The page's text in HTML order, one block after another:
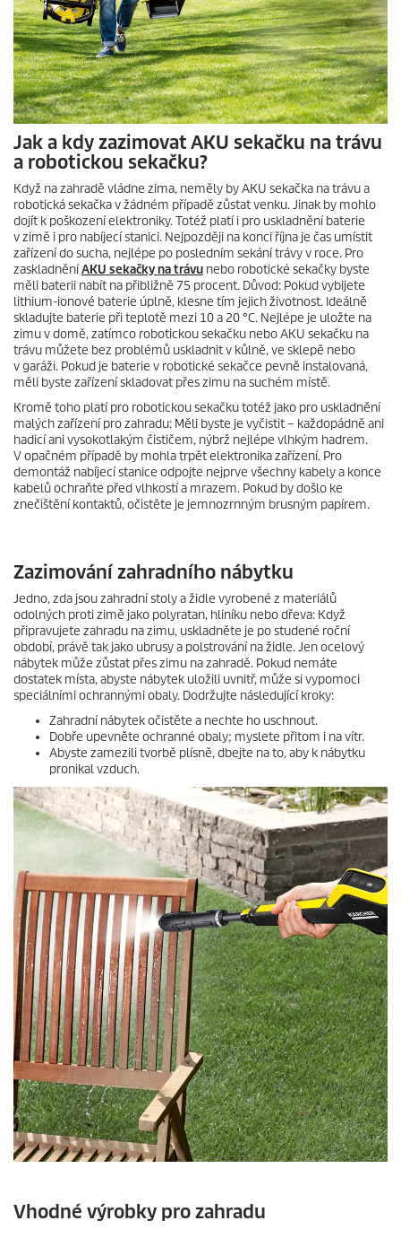
Jak a kdy zazimovat AKU sekačku na trávu
a robotickou sekačku?
Když na zahradě vládne zima, neměly by AKU sekačka na trávu a
robotická sekačka v žádném případě zůstat venku. Jinak by mohlo
dojít k poškození elektroniky. Totéž platí i pro uskladnění baterie
v zimě i pro nabíjecí stanici. Nejpozději na konci října je čas umístit
zařízení do sucha, nejlépe po posledním sekání trávy v roce. Pro
zaskladněníAKU sekačky na trávu nebo robotické sekačky byste
měli baterii nabít na přibližně 75 procent. Důvod: Pokud vybijete
lithium-ionové baterie úplně, klesne tím jejich životnost. Ideálně
skladujte baterie při teplotě mezi 10 a 20 °C. Nejlépe je uložte na
zimu v domě, zatímco robotickou sekačku nebo AKU sekačku na
trávu můžete bez problémů uskladnit v kůlně, ve sklepě nebo
v garáži. Pokud je baterie v robotické sekačce pevně instalovaná,
měli byste zařízení skladovat přes zimu na suchém místě.
Kromě toho platí pro robotickou sekačku totéž jako pro uskladnění
malých zařízení pro zahradu: Měli byste je vyčistit – každopádně ani
hadicí ani vysokotlakým čističem, nýbrž nejlépe vlhkým hadrem.
V opačném případě by mohla trpět elektronika zařízení. Pro
demontáž nabíjecí stanice odpojte nejprve všechny kabely a konce
kabelů ochraňte před vlhkostí a mrazem. Pokud by došlo ke
znečištění kontaktů, očistěte je jemnozrnným brusným papírem.
Zazimování zahradního nábytku
Jedno, zda jsou zahradní stoly a židle vyrobené z materiálů
odolných proti zimě jako polyratan, hliníku nebo dřeva: Když
připravujete zahradu na zimu, uskladněte je po studené roční
období, právě tak jako ubrusy a polstrování na židle. Jen ocelový
nábytek může zůstat přes zimu na zahradě. Pokud nemáte
dostatek místa, abyste nábytek uložili uvnitř, může si vypomoci
speciálními ochrannými obaly. Dodržujte následující kroky:
Zahradní nábytek očistěte a nechte ho uschnout.
Dobře upevněte ochranné obaly; myslete přitom i na vítr.
Abyste zamezili tvorbě plísně, dbejte na to, aby k nábytku
pronikal vzduch.
Vhodné výrobky pro zahradu